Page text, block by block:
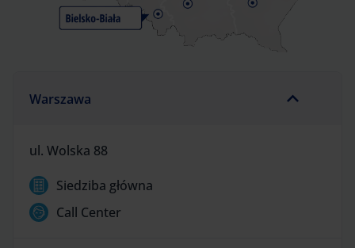
Warszawa
ul. Wolska 88
Siedziba główna
Call Center